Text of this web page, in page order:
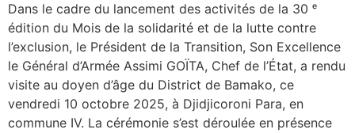
Dans le cadre du lancement des activités de la 30 ᵉ
édition du Mois de la solidarité et de la lutte contre
l’exclusion, le Président de la Transition, Son Excellence
le Général d’Armée Assimi GOÏTA, Chef de l’État, a rendu
visite au doyen d’âge du District de Bamako, ce
vendredi 10 octobre 2025, à Djidjicoroni Para, en
commune IV. La cérémonie s’est déroulée en présence